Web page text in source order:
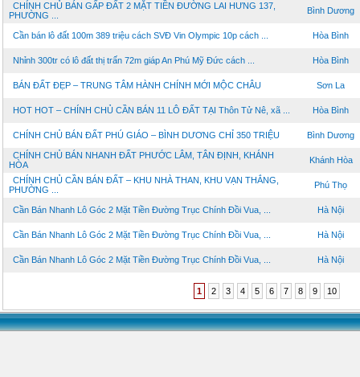
CHÍNH CHỦ BÁN GẤP ĐẤT 2 MẶT TIỀN ĐƯỜNG LAI HƯNG 137,
PHƯỜNG ...
Bình Dương
Cần bán lô đất 100m 389 triệu cách SVĐ Vin Olympic 10p cách ... Hòa Bình
Nhỉnh 300tr có lô đất thị trấn 72m giáp An Phú Mỹ Đức cách ... Hòa Bình
BÁN ĐẤT ĐẸP – TRUNG TÂM HÀNH CHÍNH MỚI MỘC CHÂU Sơn La
HOT HOT – CHÍNH CHỦ CẦN BÁN 11 LÔ ĐẤT TẠI Thôn Tử Nê, xã ... Hòa Bình
CHÍNH CHỦ BÁN ĐẤT PHÚ GIÁO – BÌNH DƯƠNG CHỈ 350 TRIỆU Bình Dương
CHÍNH CHỦ BÁN NHANH ĐẤT PHƯỚC LÂM, TÂN ĐỊNH, KHÁNH
HÒA
Khánh Hòa
CHÍNH CHỦ CẦN BÁN ĐẤT – KHU NHÀ THAN, KHU VẠN THẮNG,
PHƯỜNG ...
Phú Thọ
Cần Bán Nhanh Lô Góc 2 Mặt Tiền Đường Trục Chính Đồi Vua, ... Hà Nội
Cần Bán Nhanh Lô Góc 2 Mặt Tiền Đường Trục Chính Đồi Vua, ... Hà Nội
Cần Bán Nhanh Lô Góc 2 Mặt Tiền Đường Trục Chính Đồi Vua, ... Hà Nội
1 2 3 4 5 6 7 8 9 10